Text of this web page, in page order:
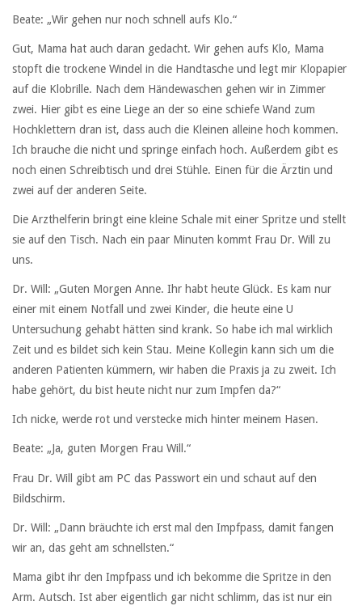
Beate: „Wir gehen nur noch schnell aufs Klo.“
Gut, Mama hat auch daran gedacht. Wir gehen aufs Klo, Mama
stopft die trockene Windel in die Handtasche und legt mir Klopapier
auf die Klobrille. Nach dem Händewaschen gehen wir in Zimmer
zwei. Hier gibt es eine Liege an der so eine schiefe Wand zum
Hochklettern dran ist, dass auch die Kleinen alleine hoch kommen.
Ich brauche die nicht und springe einfach hoch. Außerdem gibt es
noch einen Schreibtisch und drei Stühle. Einen für die Ärztin und
zwei auf der anderen Seite.
Die Arzthelferin bringt eine kleine Schale mit einer Spritze und stellt
sie auf den Tisch. Nach ein paar Minuten kommt Frau Dr. Will zu
uns.
Dr. Will: „Guten Morgen Anne. Ihr habt heute Glück. Es kam nur
einer mit einem Notfall und zwei Kinder, die heute eine U
Untersuchung gehabt hätten sind krank. So habe ich mal wirklich
Zeit und es bildet sich kein Stau. Meine Kollegin kann sich um die
anderen Patienten kümmern, wir haben die Praxis ja zu zweit. Ich
habe gehört, du bist heute nicht nur zum Impfen da?“
Ich nicke, werde rot und verstecke mich hinter meinem Hasen.
Beate: „Ja, guten Morgen Frau Will.“
Frau Dr. Will gibt am PC das Passwort ein und schaut auf den
Bildschirm.
Dr. Will: „Dann bräuchte ich erst mal den Impfpass, damit fangen
wir an, das geht am schnellsten.“
Mama gibt ihr den Impfpass und ich bekomme die Spritze in den
Arm. Autsch. Ist aber eigentlich gar nicht schlimm, das ist nur ein